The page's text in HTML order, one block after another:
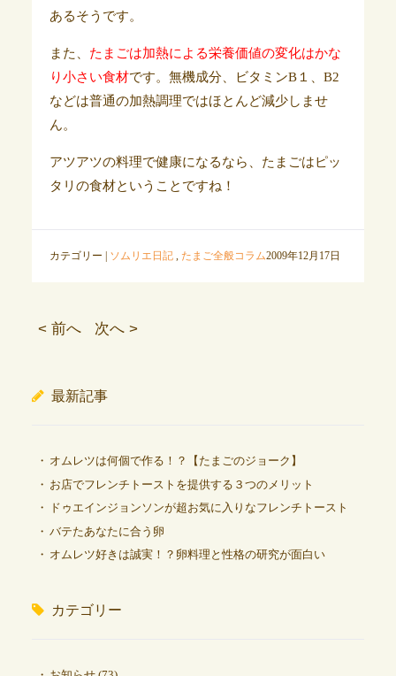
あるそうです。
また、 たまごは加熱による栄養価値の変化はかな
り小さい食材です。無機成分、ビタミンB１、B2
などは普通の加熱調理ではほとんど減少しませ
ん。
アツアツの料理で健康になるなら、たまごはピッ
タリの食材ということですね！
カテゴリー | ソムリエ日記, たまご全般コラム2009年12月17日
< 前へ 次へ >
最新記事
オムレツは何個で作る！？【たまごのジョーク】
お店でフレンチトーストを提供する３つのメリット
ドゥエインジョンソンが超お気に入りなフレンチトースト
バテたあなたに合う卵
オムレツ好きは誠実！？卵料理と性格の研究が面白い
カテゴリー